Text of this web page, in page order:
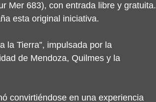
Mer 683), con entrada libre y gratuita.
esta original iniciativa.
la Tierra”, impulsada por la
de Mendoza, Quilmes y la
convirtiéndose en una experiencia